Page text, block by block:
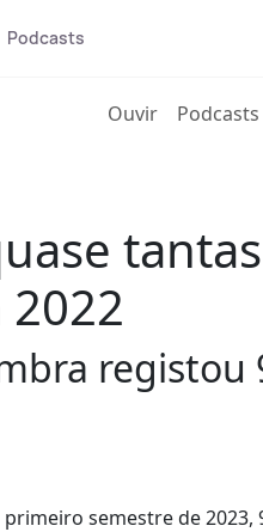
Podcasts
Ouvir(current)
Podcasts
semestre de